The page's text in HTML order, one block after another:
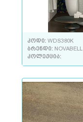
კოდი: WDS380K
ბრენდი: NOVABELL
კოლექცია: